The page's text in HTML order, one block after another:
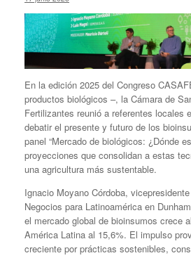
En la edición 2025 del Congreso
productos biológicos –, la Cámara de
Fertilizantes reunió a referentes locales
debatir el presente y futuro de los
panel “Mercado de biológicos: ¿Dónde
proyecciones que consolidan a estas
una agricultura más sustentable.
Ignacio Moyano Córdoba,
Negocios para Latinoamérica en
el mercado global de bioinsumos crece
América Latina al 15,6%. El impulso
creciente por prácticas sostenibles,